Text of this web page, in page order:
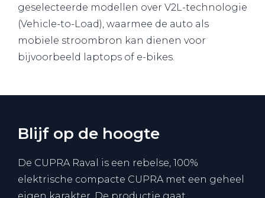
geselecteerde modellen over V2L-technologie
(Vehicle-to-Load), waarmee de auto als
mobiele stroombron kan dienen voor
bijvoorbeeld laptops of e-bikes.
Blijf op de hoogte
De CUPRA Raval is een rebelse, 100%
elektrische compacte CUPRA met een geheel